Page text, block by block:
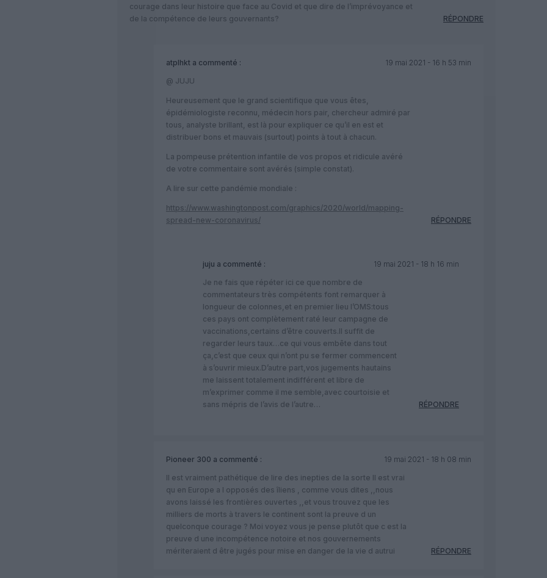
courage dans leur histoire que face au Covid et que dire de l’imprévoyance et
de la compétence de leurs gouvernants?
RÉPONDRE
atplhkt a commenté :
19 mai 2021 - 16 h 53 min
@ JUJU
Heureusement que le grand scientifique que vous êtes,
épidémiologiste reconnu, médecin hors pair, chercheur admiré par
tous, analyste brillant, est là pour expliquer ce qu’il en est et
distribuer bons et mauvais (surtout) points à tout à chacun.
La pompeuse prétention infantile de vos propos et ridicule avéré
de votre commentaire sont avérés (simple constat).
A lire sur cette pandémie mondiale :
https://www.washingtonpost.com/graphics/2020/world/mapping-
spread-new-coronavirus/
RÉPONDRE
juju a commenté :
19 mai 2021 - 18 h 16 min
Je ne fais que répéter ici ce que nombre de
commentateurs très compétents font remarquer à
longueur de colonnes,et en premier lieu l’OMS:tous
ces pays ont complètement raté leur campagne de
vaccinations,certains d’être couverts.Il suffit de
regarder leurs taux…ce qui vous embête dans tout
ça,c’est que ceux qui n’ont pu se fermer commencent
à s’ouvrir mieux.D’autre part,vos jugements hautains
me laissent totalement indifférent et libre de
m’exprimer comme il me semble,avec courtoisie et
sans mépris de l’avis de l’autre…
RÉPONDRE
Pioneer 300 a commenté :
19 mai 2021 - 18 h 08 min
Il est vraiment pathétique de lire des inepties de la sorte Il est vrai
qu en Europe a l opposés des îliens , comme vous dites ,,nous
avons laissé les frontières ouvertes ,,et vous trouvez que les
milliers de morts à travers le continent sont la preuve d un
quelconque courage ? Moi voyez vous je pense plutôt que c est la
preuve d une incompétence notoire et nos gouvernements
mériteraient d être jugés pour mise en danger de la vie d autrui
RÉPONDRE